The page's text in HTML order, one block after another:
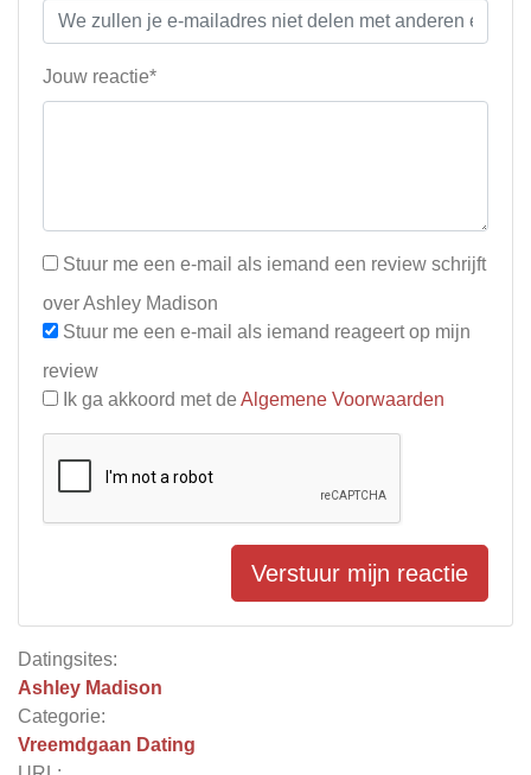
Datingsites:
Ashley Madison
Categorie:
Vreemdgaan Dating
Jouw reactie*
Stuur me een e-mail als iemand een review schrijft
over Ashley Madison
Stuur me een e-mail als iemand reageert op mijn
review
Ik ga akkoord met de Algemene Voorwaarden
Verstuur mijn reactie